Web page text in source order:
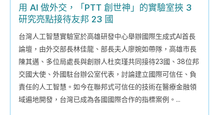
用 AI 做外交，「PTT 創世神」的實驗室挾 3
研究亮點接待友邦 23 國
台灣人工智慧實驗室於高雄研發中心舉辦國際生成式AI首長
論壇，由外交部長林佳龍、部長夫人廖婉如帶隊，高雄市長
陳其邁、多位局處長與創辦人杜奕瑾共同接待23國、38位邦
交國大使、外國駐台辦公室代表，討論建立國際可信任、負
責任的人工智慧。如今在聯邦式可信任的技術在醫療金融領
域遍地開發，台灣已成為各國國際合作的指標案例。...